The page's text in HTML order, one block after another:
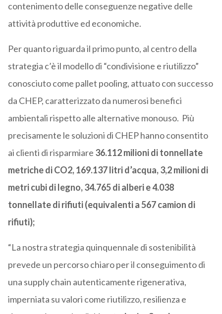
contenimento delle conseguenze negative delle
attività produttive ed economiche.
Per quanto riguarda il primo punto, al centro della
strategia c’è il modello di “condivisione e riutilizzo”
conosciuto come pallet pooling, attuato con successo
da CHEP, caratterizzato da numerosi benefici
ambientali rispetto alle alternative monouso. Più
precisamente le soluzioni di CHEP hanno consentito
ai clienti di risparmiare 36.112 milioni di tonnellate
metriche di CO2, 169.137 litri d’acqua, 3,2 milioni di
metri cubi di legno, 34.765 di alberi e 4.038
tonnellate di rifiuti (equivalenti a 567 camion di
rifiuti);
“La nostra strategia quinquennale di sostenibilità
prevede un percorso chiaro per il conseguimento di
una supply chain autenticamente rigenerativa,
imperniata su valori come riutilizzo, resilienza e